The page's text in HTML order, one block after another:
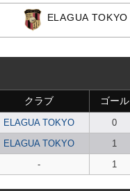
ELAGUA TOKYO
クラブ ゴール
ELAGUA TOKYO 0
ELAGUA TOKYO 1
- 1